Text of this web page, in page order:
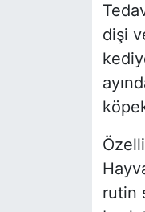
dişi
rutin